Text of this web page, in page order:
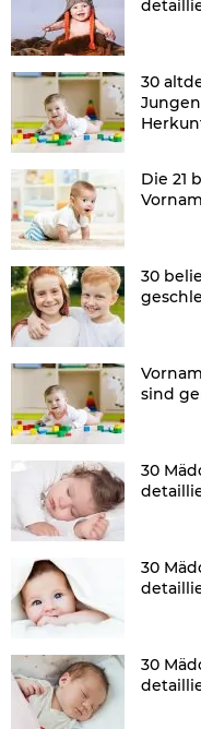
30
Die 21
30
sind
30
30
30